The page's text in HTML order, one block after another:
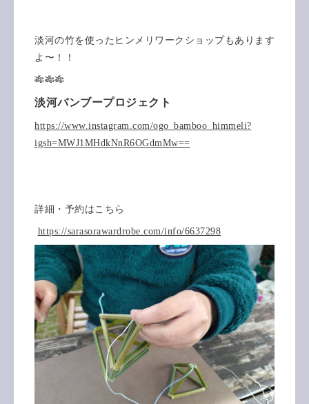
淡河の竹を使ったヒンメリワークショップもあります
よ〜！！
🎋🎋🎋
淡河バンブープロジェクト
https://www.instagram.com/ogo_bamboo_himmeli?
igsh=MWJ1MHdkNnR6OGdmMw==
詳細・予約はこちら
https://sarasorawardrobe.com/info/6637298